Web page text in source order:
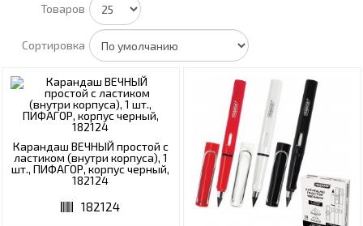
Товаров
Сортировка
Карандаш ВЕЧНЫЙ простой с
ластиком (внутри корпуса), 1
шт., ПИФАГОР, корпус черный,
182124
182124